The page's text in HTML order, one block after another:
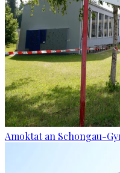
Amoktat an Schongau-